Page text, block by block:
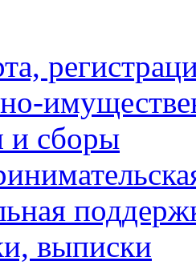
и сборы
выписки